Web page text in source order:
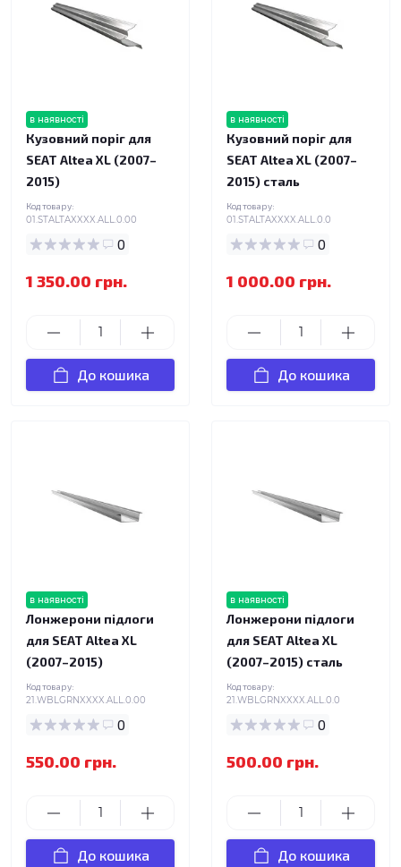
в наявності
Кузовний поріг для
SEAT Altea XL (2007–
2015)
Код товару:
01.STALTAXXXX.ALL.0.00
0
1 350.00 грн.
До кошика
в наявності
Кузовний поріг для
SEAT Altea XL (2007–
2015) сталь
Код товару:
01.STALTAXXXX.ALL.0.0
0
1 000.00 грн.
До кошика
в наявності
Лонжерони підлоги
для SEAT Altea XL
(2007–2015)
Код товару:
21.WBLGRNXXXX.ALL.0.00
0
550.00 грн.
До кошика
в наявності
Лонжерони підлоги
для SEAT Altea XL
(2007–2015) сталь
Код товару:
21.WBLGRNXXXX.ALL.0.0
0
500.00 грн.
До кошика